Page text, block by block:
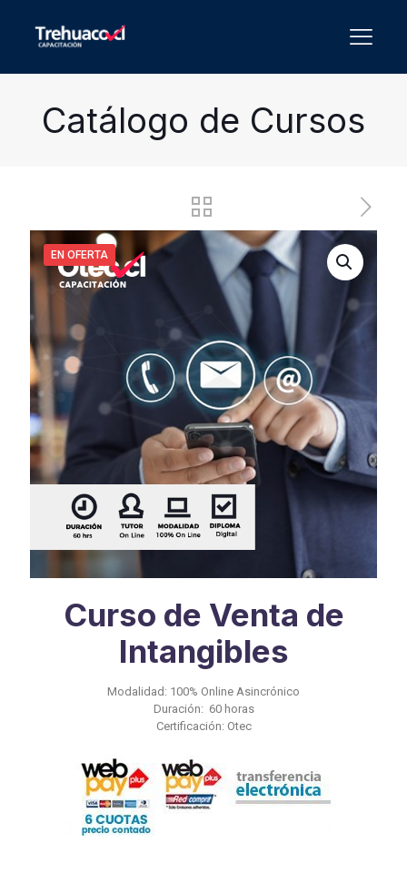
Catálogo de Cursos
EN OFERTA
Curso de Venta de
Intangibles
Modalidad: 100% Online Asincrónico
Duración: 60 horas
Certificación: Otec